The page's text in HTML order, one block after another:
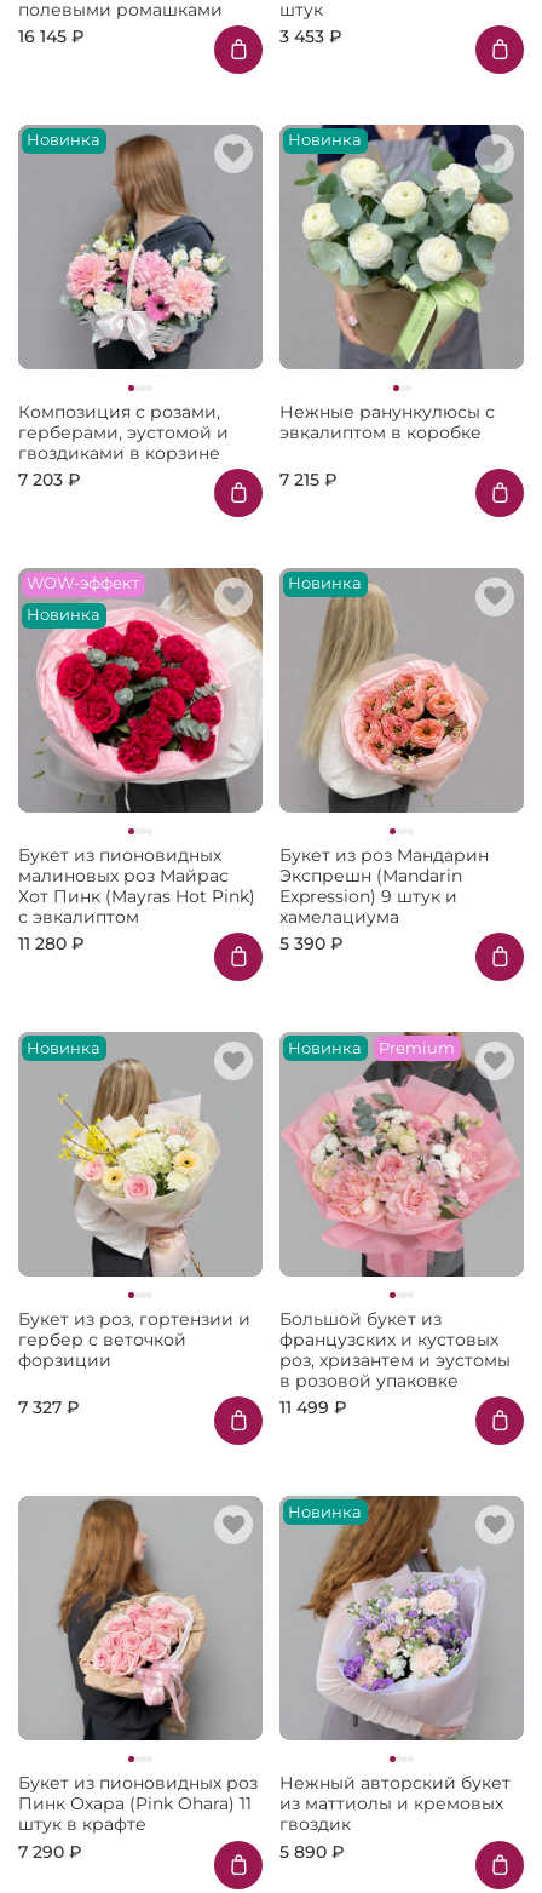
полевыми ромашками
16 145 ₽
штук
3 453 ₽
Новинка
Композиция с розами,
герберами, эустомой и
гвоздиками в корзине
7 203 ₽
Новинка
Нежные ранункулюсы с
эвкалиптом в коробке
7 215 ₽
WOW-эффект
Новинка
Букет из пионовидных
малиновых роз Майрас
Хот Пинк (Mayras Hot Pink)
с эвкалиптом
11 280 ₽
Новинка
Букет из роз Мандарин
Экспрешн (Mandarin
Expression) 9 штук и
хамелациума
5 390 ₽
Новинка
Букет из роз, гортензии и
гербер с веточкой
форзиции
7 327 ₽
Новинка Premium
Большой букет из
французских и кустовых
роз, хризантем и эустомы
в розовой упаковке
11 499 ₽
Букет из пионовидных роз
Пинк Охара (Pink Ohara) 11
штук в крафте
7 290 ₽
Новинка
Нежный авторский букет
из маттиолы и кремовых
гвоздик
5 890 ₽